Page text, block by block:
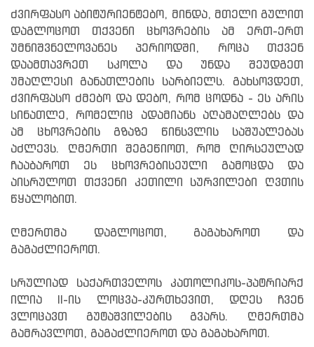
ძვირფასო აბიტურიენტებო, მინდა, მთელი გულით
დაგლოცოთ თქვენი ცხოვრების ამ ერთ-ერთ
უმნიშვნელოვანეს პერიოდში, როცა თქვენ
დაამთავრეთ სკოლა და უნდა შეუდგეთ
უმაღლესი განათლების სარბიელს. გახსოვდეთ,
ძვირფასო ძმებო და დებო, რომ ცოდნა - ეს არის
სინათლე, რომელიც ადამიანს აღამაღლებს და
ამ ცხოვრების გზაზე წინსვლის საშუალებას
აძლევს. ღმერთი შეგეწიოთ, რომ ღირსეულად
ჩააბაროთ ეს ცხოვრებისეული გამოცდა და
აისრულოთ თქვენი კეთილი სურვილები ღვთის
წყალობით.
ღმერთმა დაგლოცოთ, გაგახაროთ და
გაგაძლიეროთ.
სრულიად საქართველოს კათოლიკოს-პატრიარქ
ილია II-ის ლოცვა-კურთხევით, დღეს ჩვენ
ვლოცავთ გუტაშვილების გვარს. ღმერთმა
გამრავლოთ, გაგაძლიეროთ და გაგახაროთ.